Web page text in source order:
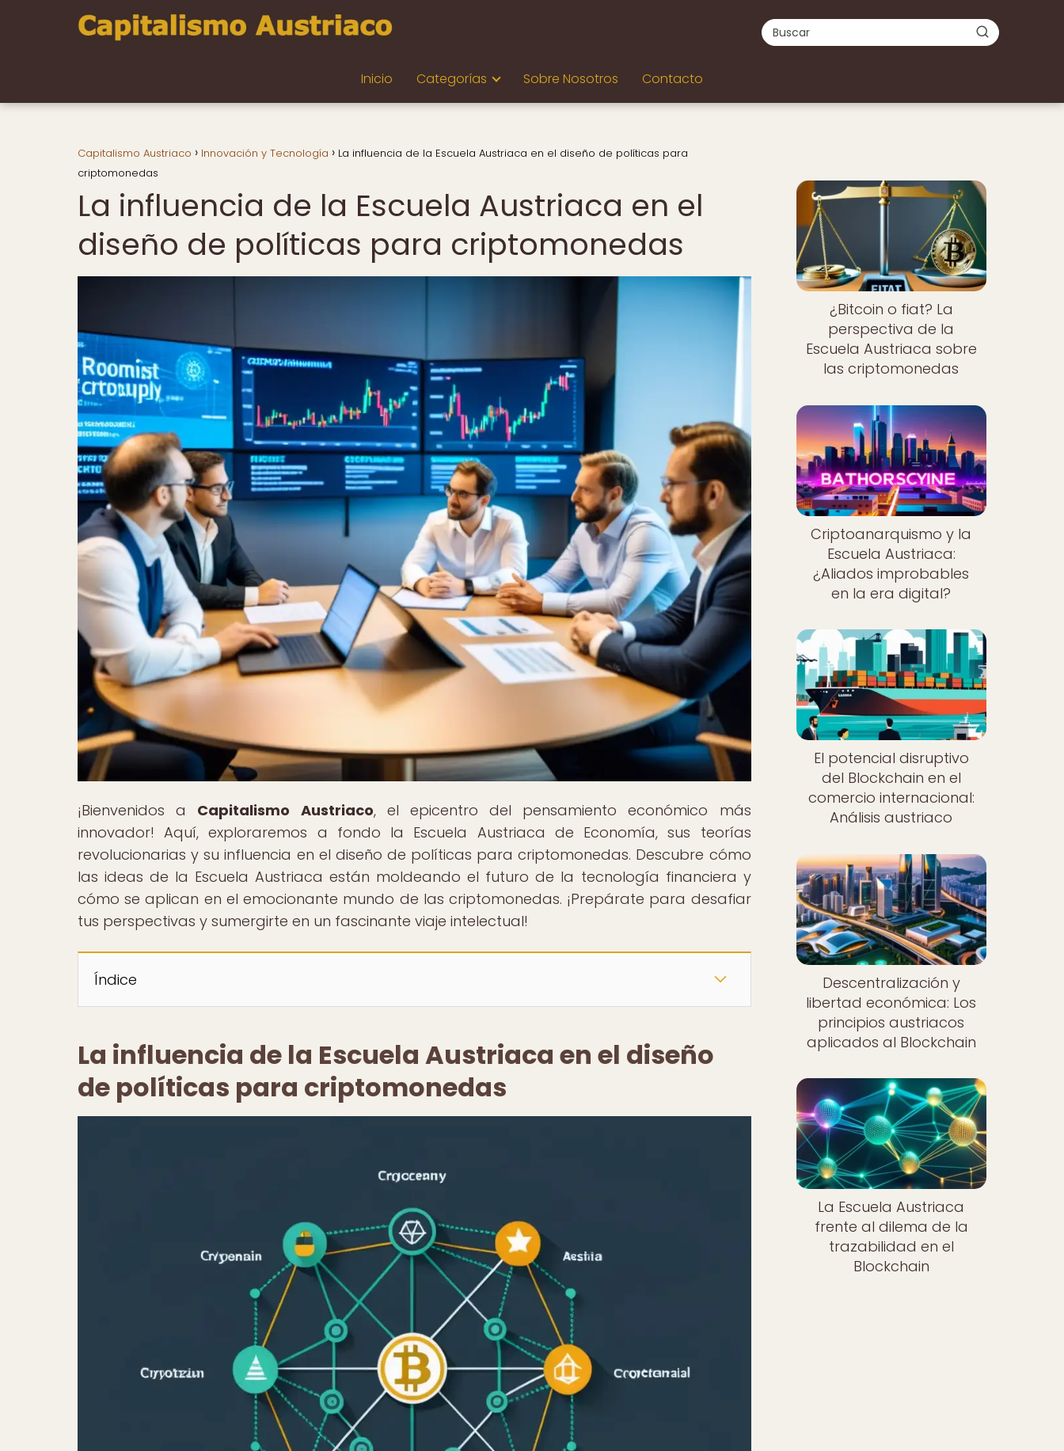
Inicio Categorías Sobre Nosotros Contacto
Capitalismo Austriaco Innovación y Tecnología
La influencia de la Escuela Austriaca en el diseño de políticas para
criptomonedas
La influencia de la Escuela Austriaca en el
diseño de políticas para criptomonedas
¡Bienvenidos a Capitalismo Austriaco, el epicentro del pensamiento económico más
innovador! Aquí, exploraremos a fondo la Escuela Austriaca de Economía, sus teorías
revolucionarias y su influencia en el diseño de políticas para criptomonedas. Descubre cómo
las ideas de la Escuela Austriaca están moldeando el futuro de la tecnología financiera y
cómo se aplican en el emocionante mundo de las criptomonedas. ¡Prepárate para desafiar
tus perspectivas y sumergirte en un fascinante viaje intelectual!
Índice
La influencia de la Escuela Austriaca en el diseño
de políticas para criptomonedas
¿Bitcoin o fiat? La
perspectiva de la
Escuela Austriaca sobre
las criptomonedas
Criptoanarquismo y la
Escuela Austriaca:
¿Aliados improbables
en la era digital?
El potencial disruptivo
del Blockchain en el
comercio internacional:
Análisis austriaco
Descentralización y
libertad económica: Los
principios austriacos
aplicados al Blockchain
La Escuela Austriaca
frente al dilema de la
trazabilidad en el
Blockchain